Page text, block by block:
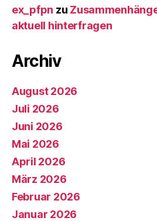
ex_pfpn zu
aktuell hinterfragen
Archiv
August 2026
Juli 2026
Juni 2026
Mai 2026
April 2026
März 2026
Februar 2026
Januar 2026